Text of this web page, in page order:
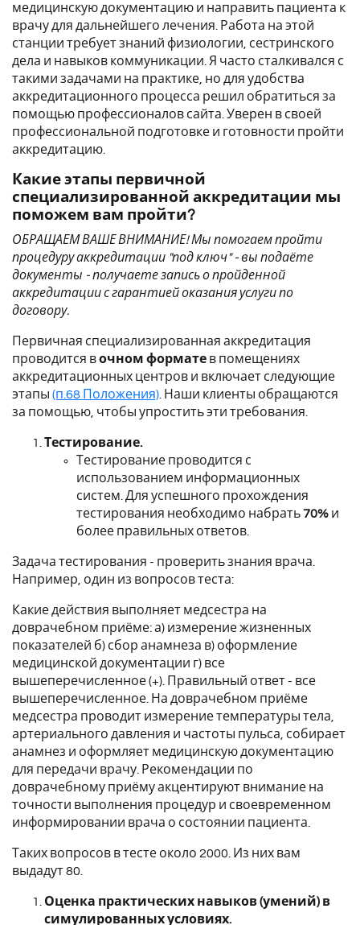
медицинскую документацию и направить пациента к
врачу для дальнейшего лечения. Работа на этой
станции требует знаний физиологии, сестринского
дела и навыков коммуникации. Я часто сталкивался с
такими задачами на практике, но для удобства
аккредитационного процесса решил обратиться за
помощью профессионалов сайта. Уверен в своей
профессиональной подготовке и готовности пройти
аккредитацию.
Какие этапы первичной
специализированной аккредитации мы
поможем вам пройти?
ОБРАЩАЕМ ВАШЕ ВНИМАНИЕ! Мы помогаем пройти
процедуру аккредитации "под ключ" - вы подаёте
документы - получаете запись о пройденной
аккредитации с гарантией оказания услуги по
договору.
Первичная специализированная аккредитация
проводится вочном формате в помещениях
аккредитационных центров и включает следующие
этапы (п.68 Положения) . Наши клиенты обращаются
за помощью, чтобы упростить эти требования.
Тестирование.
Тестирование проводится с
использованием информационных
систем. Для успешного прохождения
тестирования необходимо набрать70% и
более правильных ответов.
Задача тестирования - проверить знания врача.
Например, один из вопросов теста:
Какие действия выполняет медсестра на
доврачебном приёме: а) измерение жизненных
показателей б) сбор анамнеза в) оформление
медицинской документации г) все
вышеперечисленное (+). Правильный ответ - все
вышеперечисленное. На доврачебном приёме
медсестра проводит измерение температуры тела,
артериального давления и частоты пульса, собирает
анамнез и оформляет медицинскую документацию
для передачи врачу. Рекомендации по
доврачебному приёму акцентируют внимание на
точности выполнения процедур и своевременном
информировании врача о состоянии пациента.
Таких вопросов в тесте около 2000. Из них вам
выдадут 80.
Оценка практических навыков (умений) в
симулированных условиях.